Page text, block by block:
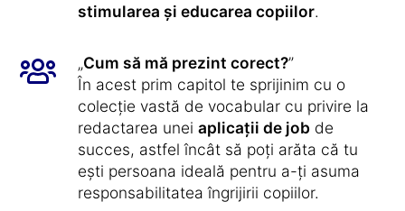
stimularea și educarea copiilor.
„Cum să mă prezint corect?”
În acest prim capitol te sprijinim cu o
colecție vastă de vocabular cu privire la
redactarea unei aplicații de job de
succes, astfel încât să poți arăta că tu
ești persoana ideală pentru a-ți asuma
responsabilitatea îngrijirii copiilor.